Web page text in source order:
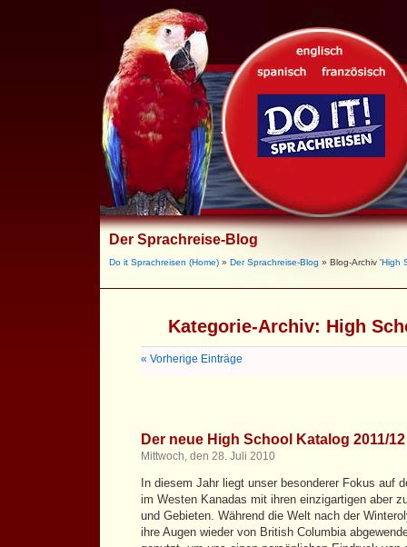
Der Sprachreise-Blog
Do it Sprachreisen (Home) » Der Sprachreise-Blog » Blog-Archiv 'High
Kategorie-Archiv: High
« Vorherige Einträge
Der neue High School Katalog 2011/
Mittwoch, den 28. Juli 2010
In diesem Jahr liegt unser besonderer Fokus auf
im Westen Kanadas mit ihren einzigartigen aber
und Gebieten. Während die Welt nach der
ihre Augen wieder von British Columbia